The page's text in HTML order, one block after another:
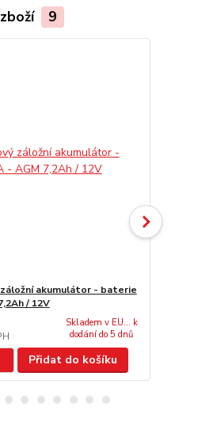
9
akumulátor - baterie
/ 12V
Skladem v EU... k
dodání do 5 dnů
Přidat do košíku